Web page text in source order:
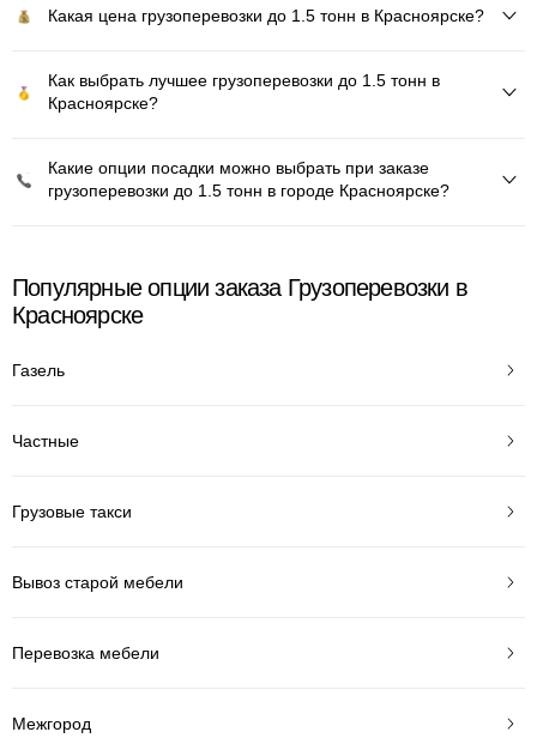
Какая цена грузоперевозки до 1.5 тонн в Красноярске?
Как выбрать лучшее грузоперевозки до 1.5 тонн в
Красноярске?
Какие опции посадки можно выбрать при заказе
грузоперевозки до 1.5 тонн в городе Красноярске?
Популярные опции заказа Грузоперевозки в
Красноярске
Газель
Частные
Грузовые такси
Вывоз старой мебели
Перевозка мебели
Межгород